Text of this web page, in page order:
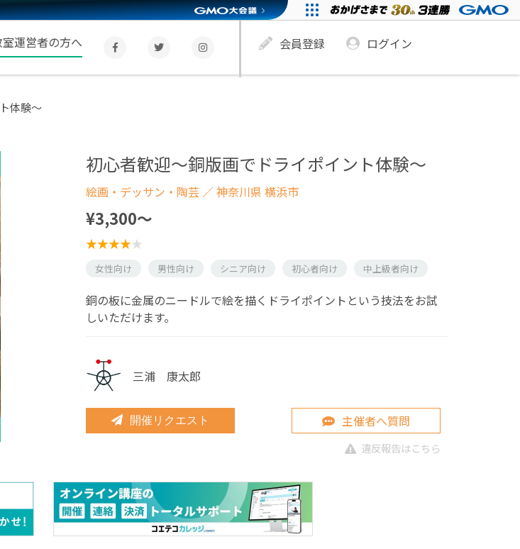
運営者の方へ 会員登録 ログイン
体験～
初心者歓迎～銅版画でドライポイント体験～
絵画・デッサン・陶芸 ／ 神奈川県 横浜市
¥3,300〜
女性向け 男性向け シニア向け 初心者向け 中上級者向け
銅の板に金属のニードルで絵を描くドライポイントという技法をお試
しいただけます。
三浦 康太郎
開催リクエスト 主催者へ質問
違反報告はこちら